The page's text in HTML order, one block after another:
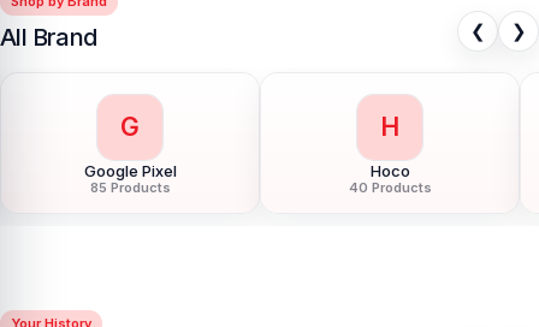
All Brand ❮ ❯
G
Google Pixel
85 Products
H
Hoco
40 Products
Your History